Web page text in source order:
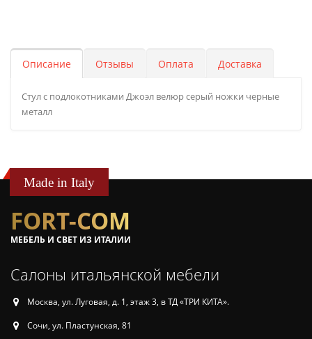
Описание Отзывы Оплата Доставка
Стул с подлокотниками Джоэл велюр серый ножки черные
металл
Made in Italy
FORT-COM
МЕБЕЛЬ И СВЕТ ИЗ ИТАЛИИ
Салоны итальянской мебели
Москва, ул. Луговая, д. 1, этаж 3, в ТД «ТРИ КИТА».
Сочи, ул. Пластунская, 81